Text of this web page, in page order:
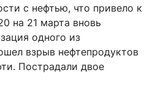
с нефтью, что привело к
на 21 марта вновь
одного из
взрыв нефтепродуктов
Пострадали двое